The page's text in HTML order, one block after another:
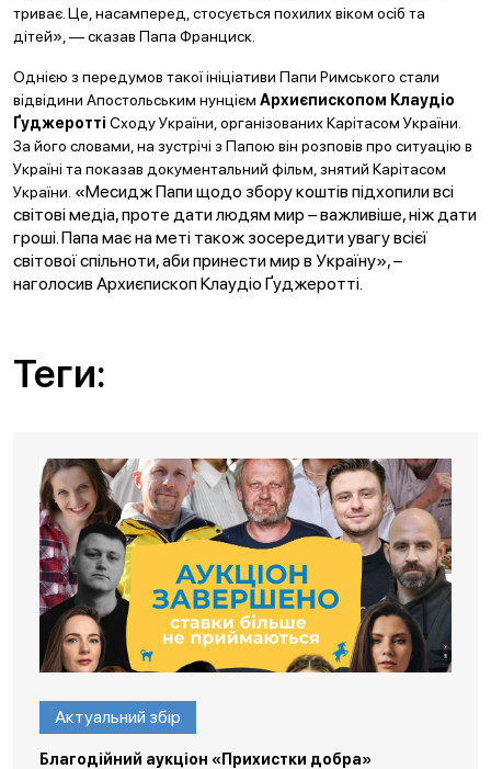
триває. Це, насамперед, стосується похилих віком осіб та
дітей», — сказав Папа Франциск.
Однією з передумов такої ініціативи Папи Римського стали
відвідини Апостольським нунцієм Архиєпископом Клаудіо
Ґуджеротті Сходу України, організованих Карітасом України.
За його словами, на зустрічі з Папою він розповів про ситуацію в
Україні та показав документальний фільм, знятий Карітасом
України. «Месидж Папи щодо збору коштів підхопили всі
світові медіа, проте дати людям мир – важливіше, ніж дати
гроші. Папа має на меті також зосередити увагу всієї
світової спільноти, аби принести мир в Україну», –
наголосив Архиєпископ Клаудіо Ґуджеротті.
Теги:
Актуальний збір
Благодійний аукціон «Прихистки добра»